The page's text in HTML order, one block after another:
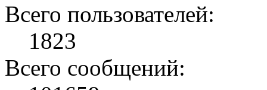
Всего пользователей:
1823
Всего сообщений: